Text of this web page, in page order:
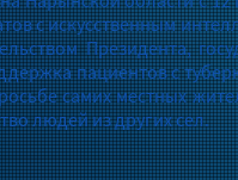
с искусственным
Президента,
пациентов с
самих местных
людей из других сел.